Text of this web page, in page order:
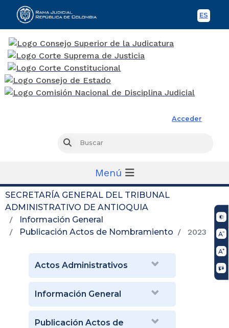
ES
Acceder
Buscar
Menú
SECRETARÍA GENERAL DEL TRIBUNAL
ADMINISTRATIVO DE ANTIOQUIA
Información General
Publicación Actos de Nombramiento
2023
Actos Administrativos
Información General
Publicación Actos de